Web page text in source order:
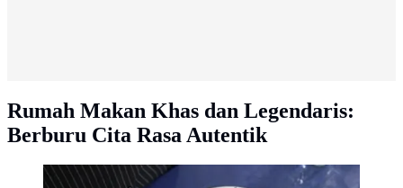
Rumah Makan Khas dan Legendaris:
Berburu Cita Rasa Autentik